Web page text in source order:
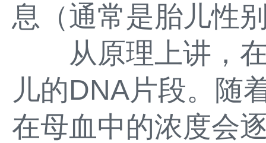
息（通常是胎儿性
从原理上讲，在
儿的DNA片段。随
在母血中的浓度会